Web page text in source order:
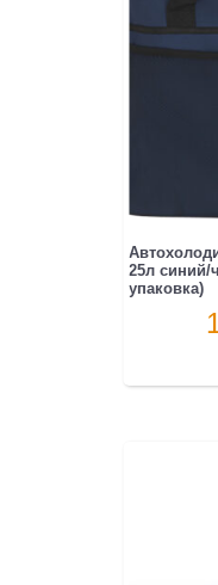
25л синий/
упаковка)